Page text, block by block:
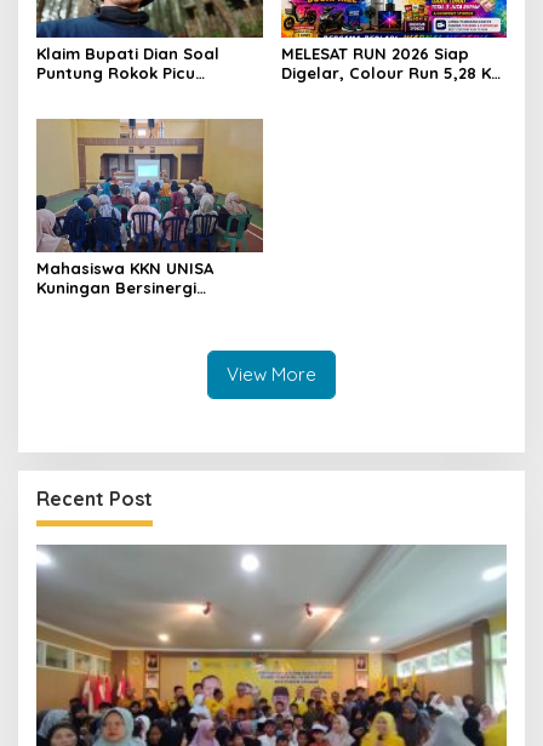
Klaim Bupati Dian Soal
Puntung Rokok Picu
Sesuai Kajian Ilmiah
MELESAT RUN 2026 Siap
Digelar, Colour Run 5,28 Km
Mahasiswa KKN UNISA
Kuningan Bersinergi
ASI, Cegah Stunting hingga
View More
Recent Post